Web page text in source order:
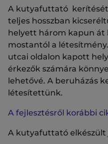
A kutyafuttató
teljes hosszban
helyett három kapun át
mostantól a
utcai oldalon kapott
érkezők számára
lehetővé. A beruházás
létesítettünk.
A fejlesztésről korábbi
A kutyafuttató elkészült